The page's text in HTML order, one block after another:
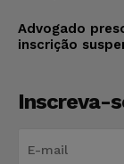
Advogado
inscrição
Inscreva-